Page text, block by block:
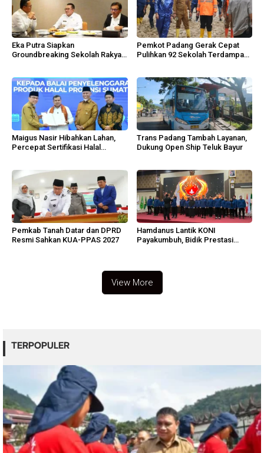
Eka Putra Siapkan
Groundbreaking Sekolah Rakyat,
Pemkot Padang Gerak Cepat
Pulihkan 92 Sekolah Terdampak
Maigus Nasir Hibahkan Lahan,
Percepat Sertifikasi Halal
Trans Padang Tambah Layanan,
Dukung Open Ship Teluk Bayur
Pemkab Tanah Datar dan DPRD
Resmi Sahkan KUA-PPAS 2027
Hamdanus Lantik KONI
Payakumbuh, Bidik Prestasi
View More
TERPOPULER